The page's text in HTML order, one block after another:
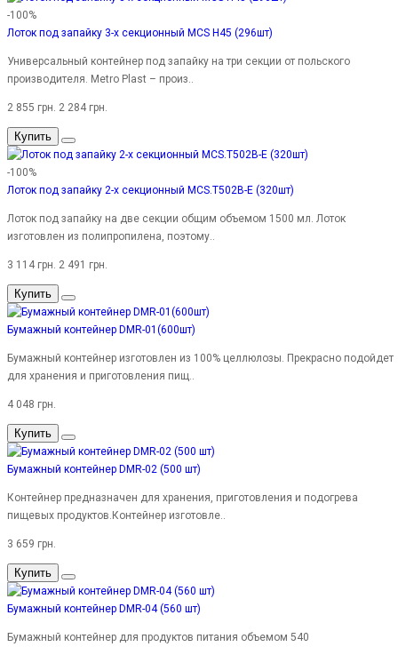
-100%
Лоток под запайку 3-х секционный MCS H45 (296шт)
Универсальный контейнер под запайку на три секции от польского
производителя. Metro Plast – произ..
2 855 грн. 2 284 грн.
Купить
-100%
Лоток под запайку 2-х секционный MCS.T502B-E (320шт)
Лоток под запайку на две секции общим объемом 1500 мл. Лоток
изготовлен из полипропилена, поэтому..
3 114 грн. 2 491 грн.
Купить
Бумажный контейнер DMR-01(600шт)
Бумажный контейнер изготовлен из 100% целлюлозы. Прекрасно подойдет
для хранения и приготовления пищ..
4 048 грн.
Купить
Бумажный контейнер DMR-02 (500 шт)
Контейнер предназначен для хранения, приготовления и подогрева
пищевых продуктов.Контейнер изготовле..
3 659 грн.
Купить
Бумажный контейнер DMR-04 (560 шт)
Бумажный контейнер для продуктов питания объемом 540